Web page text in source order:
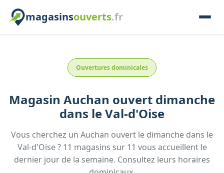
magasinsouverts.fr
Ouvertures dominicales
Magasin Auchan ouvert dimanche
dans leVal-d'Oise
Vous cherchez un Auchan ouvert le dimanche dans le
Val-d'Oise? 11 magasins sur 11 vous accueillentle
dernier jour de la semaine. Consultez leurs horaires